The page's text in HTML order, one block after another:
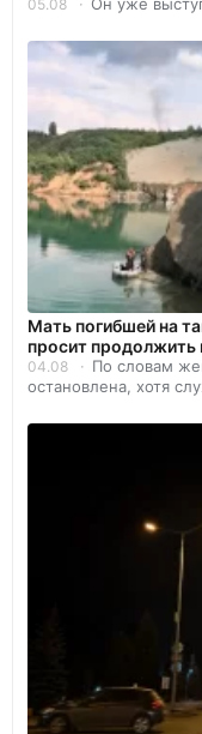
05.08
Мать погибшей на
просит продолжить
04.08
По словам
остановлена, хотя